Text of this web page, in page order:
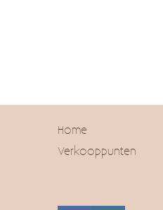
Home
Verkooppunten